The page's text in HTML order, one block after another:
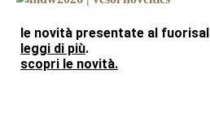
le novità presentate al
leggi di più.
scopri le novità.